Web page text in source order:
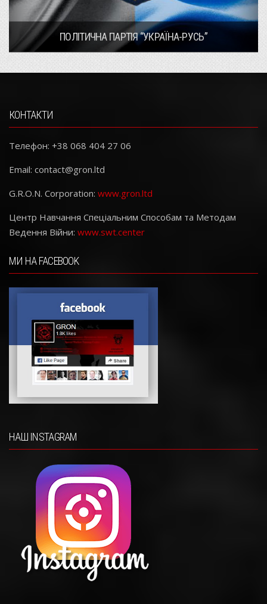
ПОЛІТИЧНА ПАРТІЯ “УКРАЇНА-РУСЬ”
КОНТАКТИ
Телефон: +38 068 404 27 06
Email: contact@gron.ltd
G.R.O.N. Corporation: www.gron.ltd
Центр Навчання Спеціальним Способам та Методам
Ведення Війни: www.swt.center
МИ НА FACEBOOK
НАШ INSTAGRAM